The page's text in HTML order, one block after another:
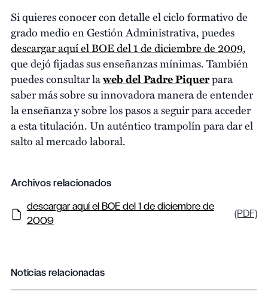
Si quieres conocer con detalle el ciclo formativo de
grado medio en Gestión Administrativa, puedes
descargar aquí el BOE del 1 de diciembre de 2009,
que dejó fijadas sus enseñanzas mínimas. También
puedes consultar laweb del Padre Piquerpara
saber más sobre su innovadora manera de entender
la enseñanza y sobre los pasos a seguir para acceder
a esta titulación. Un auténtico trampolín para dar el
salto al mercado laboral.
Archivos relacionados
descargar aquí el BOE del 1 de diciembre de
2009
(PDF)
Noticias relacionadas